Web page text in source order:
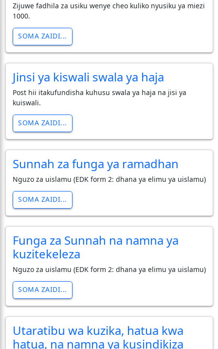
Zijuwe fadhila za usiku wenye cheo kuliko nyusiku ya miezi
1000.
SOMA ZAIDI...
Jinsi ya kiswali swala ya haja
Post hii itakufundisha kuhusu swala ya haja na jisi ya
kuiswali.
SOMA ZAIDI...
Sunnah za funga ya ramadhan
Nguzo za uislamu (EDK form 2: dhana ya elimu ya uislamu)
SOMA ZAIDI...
Funga za Sunnah na namna ya
kuzitekeleza
Nguzo za uislamu (EDK form 2: dhana ya elimu ya uislamu)
SOMA ZAIDI...
Utaratibu wa kuzika, hatua kwa
hatua, na namna ya kusindikiza